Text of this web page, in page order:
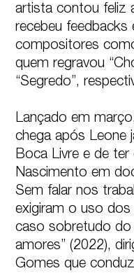
artista contou feliz
recebeu feedbacks
compositores
quem regravou
“Segredo”,
Lançado em
chega após Leone
Boca Livre e de
Nascimento em
Sem falar nos
exigiram o uso
caso sobretudo do
amores” (2022),
Gomes que